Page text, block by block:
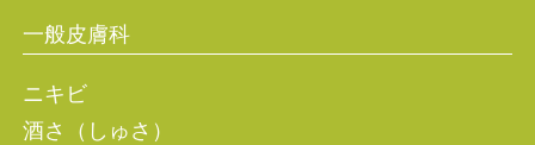
一般皮膚科
ニキビ
酒さ（しゅさ）